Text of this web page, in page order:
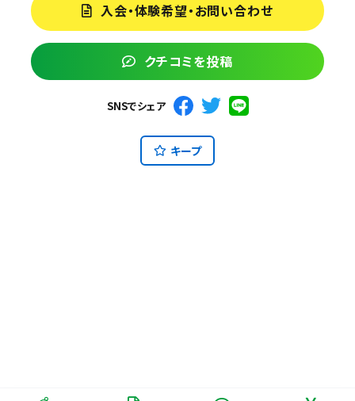
入会・体験希望・お問い合わせ
クチコミを投稿
SNSでシェア
キープ